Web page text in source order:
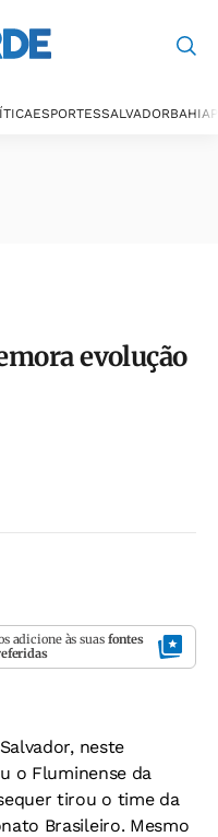
ESPORTESSALVADORBAHIA
evolução
adicione às suas fontes
neste
o Fluminense da
tirou o time da
Brasileiro. Mesmo